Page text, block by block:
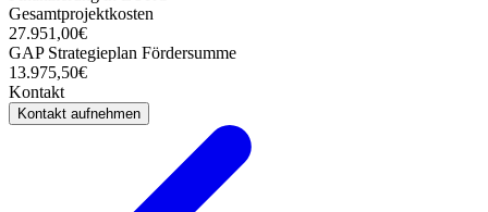
Gesamtprojektkosten
27.951,00€
GAP Strategieplan Fördersumme
13.975,50€
Kontakt
Kontakt aufnehmen